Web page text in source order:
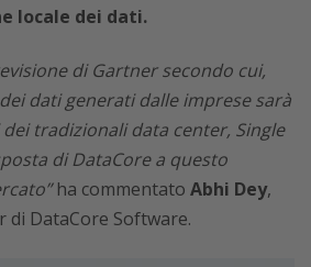
locale dei dati.
di Gartner secondo cui,
dati generati dalle imprese sarà
tradizionali data center, Single
di DataCore a questo
ha commentato Abhi Dey,
di DataCore Software.